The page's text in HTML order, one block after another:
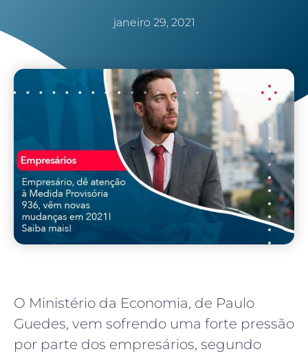
janeiro 29, 2021
O Ministério da Economia, de Paulo
Guedes, vem sofrendo uma forte pressão
por parte dos empresários, segundo